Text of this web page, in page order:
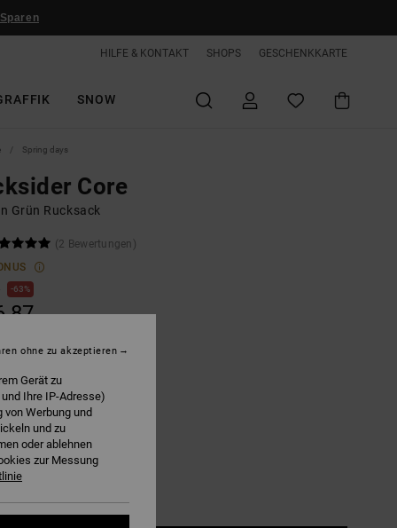
HILFE & KONTAKT SHOPS GESCHENKKARTE
SNOW
Spring days
Core
Grün Rucksack
(2 Bewertungen)
63%
Pine
Gerät zu
Ihre IP-Adresse)
Werbung und
und zu
oder ablehnen
zur Messung
ohne zu akzeptieren